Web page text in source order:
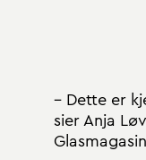
– Dette er
sier Anja